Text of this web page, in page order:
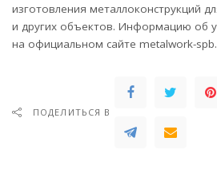
изготовления металлоконструкций
и других объектов. Информацию об
на официальном сайте metalwork-
ПОДЕЛИТЬСЯ В